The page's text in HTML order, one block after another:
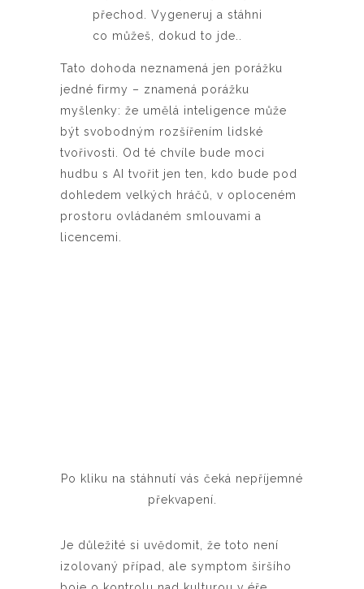
přechod. Vygeneruj a stáhni
co můžeš, dokud to jde..
Tato dohoda neznamená jen porážku
jedné firmy – znamená porážku
myšlenky: že umělá inteligence může
být svobodným rozšířením lidské
tvořivosti. Od té chvíle bude moci
hudbu s AI tvořit jen ten, kdo bude pod
dohledem velkých hráčů, v oploceném
prostoru ovládaném smlouvami a
licencemi.
Po kliku na stáhnutí vás čeká nepříjemné
překvapení.
Je důležité si uvědomit, že toto není
izolovaný případ, ale symptom širšího